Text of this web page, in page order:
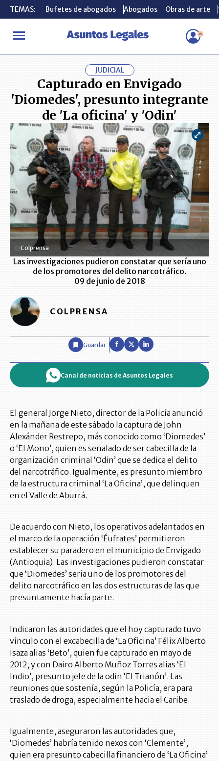
TEMAS: Bufetes de abogados Abogados Obras de arte
INICIO ACTUALIDAD Capturado en Envigado 'Diomedes',
TEMAS: Bufetes de abogados Abogados Obras de arte
JUDICIAL
Capturado en Envigado
'Diomedes', presunto integrante
de 'La oficina' y 'Odin'
Colprensa
Las investigaciones pudieron constatar que sería uno
de los promotores del delito narcotráfico.
09 de junio de 2018
COLPRENSA
Guardar
Canal de noticias de Asuntos Legales
El general Jorge Nieto, director de la Policía anunció
en la mañana de este sábado la captura de John
Alexánder Restrepo, más conocido como ‘Diomedes’
o ‘El Mono’, quien es señalado de ser cabecilla de la
organización criminal ‘Odin’ que se dedica el delito
del narcotráfico. Igualmente, es presunto miembro
de la estructura criminal ‘La Oficina’, que delinquen
en el Valle de Aburrá.
De acuerdo con Nieto, los operativos adelantados en
el marco de la operación ‘Éufrates’ permitieron
establecer su paradero en el municipio de Envigado
(Antioquia). Las investigaciones pudieron constatar
que ‘Diomedes’ sería uno de los promotores del
delito narcotráfico en las dos estructuras de las que
presuntamente hacía parte.
Indicaron las autoridades que el hoy capturado tuvo
vínculo con el excabecilla de ‘La Oficina’ Félix Alberto
Isaza alias ‘Beto’, quien fue capturado en mayo de
2012; y con Dairo Alberto Muñoz Torres alias ‘El
Indio’, presunto jefe de la odin ‘El Trianón’. Las
reuniones que sostenía, según la Policía, era para
traslado de droga, especialmente hacia el Caribe.
Igualmente, aseguraron las autoridades que,
‘Diomedes’ habría tenido nexos con ‘Clemente’,
quien era presunto cabecilla financiero de ‘La Oficina’